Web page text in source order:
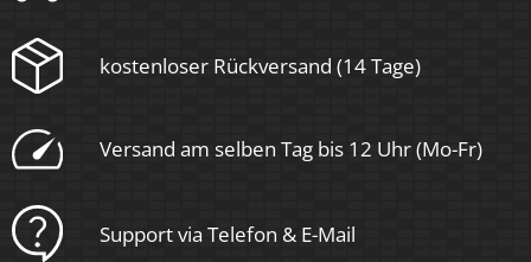
Form
Schaltzyklen
Anlaufzeit
kostenloser Rückversand (14 Tage)
Versand am selben Tag bis 12 Uhr (Mo-Fr)
Support via Telefon & E-Mail